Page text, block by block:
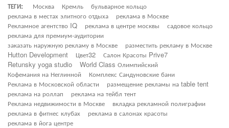
ТЕГИ:
Москва Кремль
бульварное кольцо
реклама в местах элитного отдыха
реклама в Москве
Рекламное агентство IQ
реклама в центре москвы
садовое кольцо
реклама для премиум-аудитории
заказать наружную рекламу в Москве
разместить рекламу в Москве
Hutton Development
Цвет32
Салон Красоты Prive7
Retunsky yoga studio
World Class Олимпийский
Кофемания на Неглинной
Комплекс Сандуновские бани
Реклама в Московской области
размещение рекламы на table tent
реклама на роллап
реклама на тейбл тент
Реклама недвижимости в Москве
вкладка рекламной полиграфии
реклама в фитнес клубах
реклама в салонах красоты
реклама в йога центре